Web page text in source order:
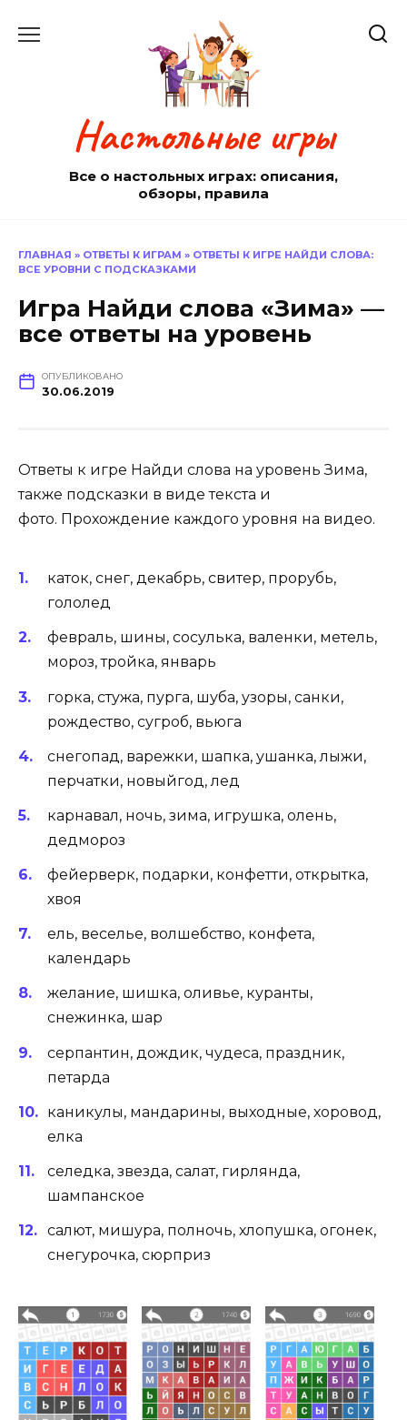
Настольные игры
Все о настольных играх: описания,
обзоры, правила
ГЛАВНАЯ » ОТВЕТЫ К ИГРАМ » ОТВЕТЫ К ИГРЕ НАЙДИ СЛОВА:
ВСЕ УРОВНИ С ПОДСКАЗКАМИ
Игра Найди слова «Зима» —
все ответы на уровень
ОПУБЛИКОВАНО
30.06.2019
Ответы к игре Найди слова на уровень Зима,
также подсказки в виде текста и
фото. Прохождение каждого уровня на видео.
каток, снег, декабрь, свитер, прорубь,
гололед
февраль, шины, сосулька, валенки, метель,
мороз, тройка, январь
горка, стужа, пурга, шуба, узоры, санки,
рождество, сугроб, вьюга
снегопад, варежки, шапка, ушанка, лыжи,
перчатки, новыйгод, лед
карнавал, ночь, зима, игрушка, олень,
дедмороз
фейерверк, подарки, конфетти, открытка,
хвоя
ель, веселье, волшебство, конфета,
календарь
желание, шишка, оливье, куранты,
снежинка, шар
серпантин, дождик, чудеса, праздник,
петарда
каникулы, мандарины, выходные, хоровод,
елка
селедка, звезда, салат, гирлянда,
шампанское
салют, мишура, полночь, хлопушка, огонек,
снегурочка, сюрприз